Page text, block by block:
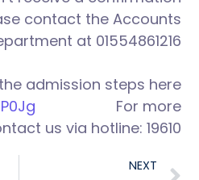
contact the Accounts
at 01554861216.
admission steps here:
For more
us via hotline: 19610.
NEXT